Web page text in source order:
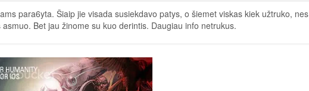
para6yta. Šiaip jie visada susiekdavo patys, o šiemet viskas kiek užtruko, nes
Bet jau žinome su kuo derintis. Daugiau info netrukus.